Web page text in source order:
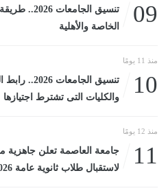
09
تنسيق
الخاصة والأهلية
منذ 11 يومًا
10
تنسيق
والكليات التى تشترط اجتيازها
منذ 12 يومًا
11
جامعة العاصمة تعلن جاهزية
لاستقبال طلاب ثانوية عامة 2026